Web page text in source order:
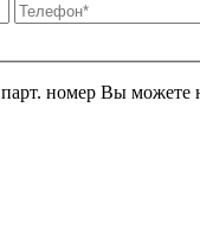
номер Вы можете